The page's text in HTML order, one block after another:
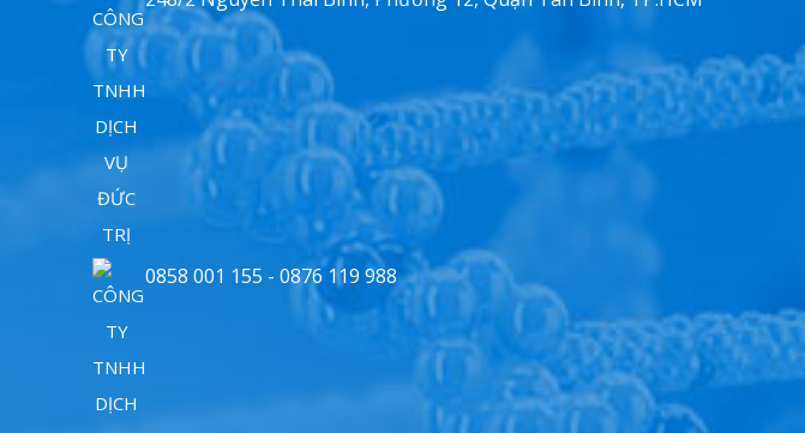
0858 001 155 - 0876 119 988